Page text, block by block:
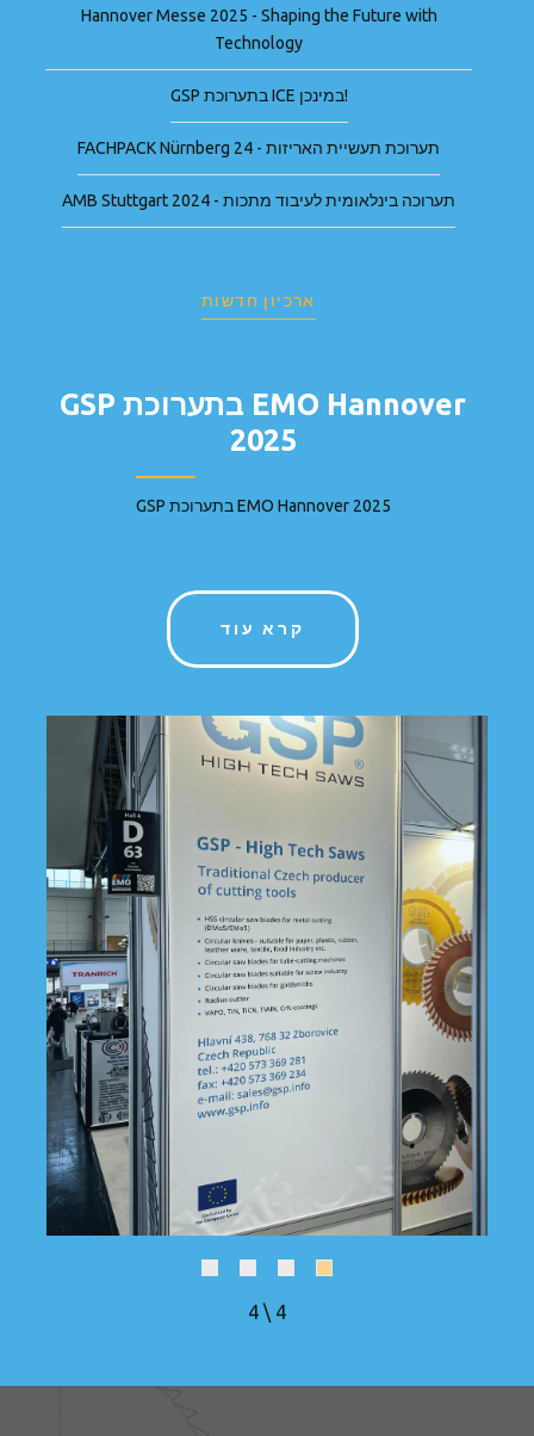
Hannover Messe 2025 - Shaping the Future with
Technology
GSP בתערוכת ICE במינכן!
FACHPACK Nürnberg 24 - תערוכת תעשיית האריזות
AMB Stuttgart 2024 - תערוכה בינלאומית לעיבוד מתכות
ארכיון חדשות
GSP בתערוכת EMO Hannover
2025
GSP בתערוכת EMO Hannover 2025
קרא עוד
4 \ 4